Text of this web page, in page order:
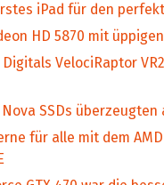
iPad für den
HD 5870 mit
VelociRaptor
SSDs
für alle mit dem